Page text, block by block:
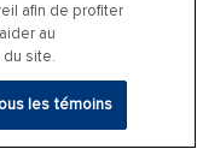
afin de profiter
au
site.
les témoins